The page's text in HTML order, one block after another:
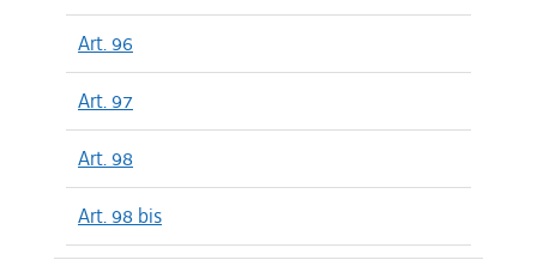
Art. 96
Art. 97
Art. 98
Art. 98 bis